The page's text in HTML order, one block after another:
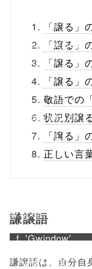
ml/wp-
content/themes
/tapbiz_theme/
parts/sns-
buttons.php on
line10
/1050571"
w.open(this.hre
f, 'Gwindow',
'width=550,
「譲る」
「譲る」
「譲る」
「譲る」
敬語での
状況別譲
「譲る」
正しい言
謙譲語
謙譲語は、自分自